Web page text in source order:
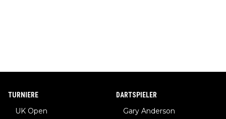
TURNIERE
UK Open
DARTSPIELER
Gary Anderson